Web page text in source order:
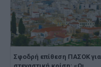
Σφοδρή επίθεση ΠΑΣΟΚ για